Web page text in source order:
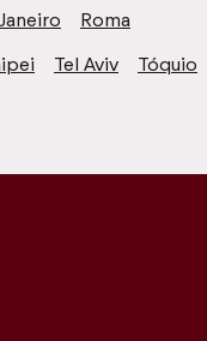
Roma
Tel Aviv
Tóquio